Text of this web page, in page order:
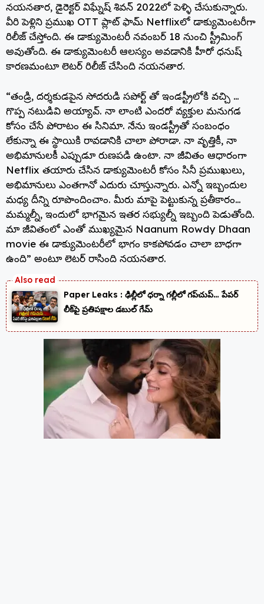
నయనతార, డైరెక్టర్ విఘ్నేష్ శివన్ 2022లో పెళ్ళి చేసుకున్నారు.
వీరి పెళ్లిని ప్రముఖ OTT ప్లాట్ ఫామ్ Netflixలో డాక్యుమెంటరీగా
రిలీజ్ చేస్తోంది. ఈ డాక్యుమెంటరీ నవంబర్ 18 నుంచి స్ట్రీమింగ్
అవుతోంది. ఈ డాక్యుమెంటరీ ఆలస్యం అవడానికి హీరో ధనుష్
కారణమంటూ లెటర్ రిలీజ్ చేసింది నయనతార.
“తండ్రి, దర్శకుడపైన సోదరుడి సపోర్ట్ తో ఇండస్ట్రీలోకి వచ్చి …
గొప్ప నటుడివి అయ్యావ్. నా లాంటి ఎందరో వ్యక్తుల మనుగడ
కోసం చేసే పోరాటం ఈ సినిమా. నేను ఇండస్ట్రీతో సంబంధం
లేకున్నా ఈ స్థాయికి రావడానికి చాలా పోరాడా. నా వృత్తికీ, నా
అభిమానులకీ ఎప్పుడూ రుణపడి ఉంటా. నా జీవితం ఆధారంగా
Netflix తయారు చేసిన డాక్యుమెంటరీ కోసం సినీ ప్రముఖులు,
అభిమానులు ఎంతగానో ఎదురు చూస్తున్నారు. ఎన్నో ఇబ్బందుల
మధ్య దీన్ని రూపొందించాం. మీరు మాపై పెట్టుకున్న ప్రతీకారం…
మమ్మల్నీ, ఇందులో భాగమైన ఇతర సభ్యుల్నీ ఇబ్బంది పెడుతోంది.
మా జీవితంలో ఎంతో ముఖ్యమైన Naanum Rowdy Dhaan
movie ఈ డాక్యుమెంటరీలో భాగం కాకపోవడం చాలా బాధగా
ఉంది” అంటూ లెటర్ రాసింది నయనతార.
Paper Leaks : ఢిల్లీలో ధర్నా గల్లీలో గప్‌చుప్… పేపర్
లీక్‌పై ప్రతిపక్షాల డబుల్ గేమ్